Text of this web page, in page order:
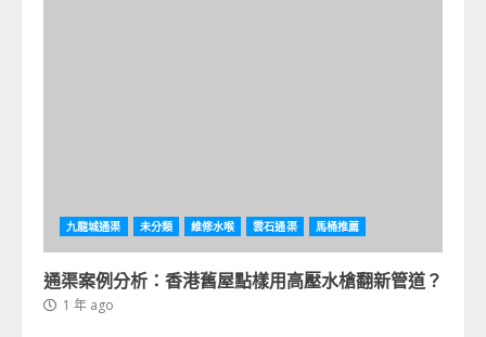
九龍城通渠 未分類 維修水喉 雲石通渠 馬桶推薦
通渠案例分析：香港舊屋點樣用高壓水槍翻新管道？
1 年 ago